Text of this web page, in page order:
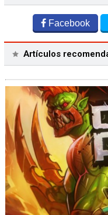
Facebook
Artículos